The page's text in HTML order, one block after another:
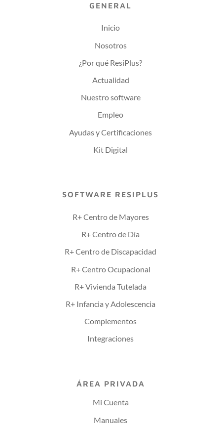
GENERAL
Inicio
Nosotros
¿Por qué ResiPlus?
Actualidad
Nuestro software
Empleo
Ayudas y Certificaciones
Kit Digital
SOFTWARE RESIPLUS
R+ Centro de Mayores
R+ Centro de Día
R+ Centro de Discapacidad
R+ Centro Ocupacional
R+ Vivienda Tutelada
R+ Infancia y Adolescencia
Complementos
Integraciones
ÁREA PRIVADA
Mi Cuenta
Manuales